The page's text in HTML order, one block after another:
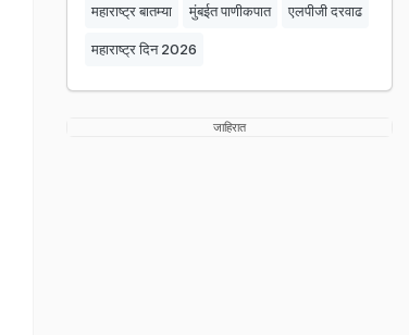
महाराष्ट्र बातम्या मुंबईत पाणीकपात एलपीजी दरवाढ
महाराष्ट्र दिन 2026
जाहिरात